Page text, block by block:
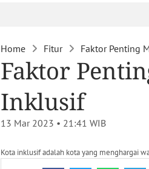
Home Fitur Faktor Penting
Faktor
Inklusif
13 Mar 2023 • 21:41 WIB
Kota inklusif adalah kota yang menghargai